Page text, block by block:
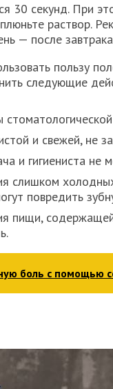
30 секунд. При
раствор.
— после
пользу
следующие
и свежей, не
и гигиениста не
слишком
повредить
пищи,
боль с помощью